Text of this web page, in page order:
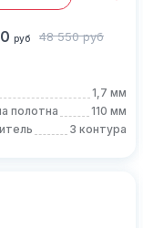
руб 48 550 руб
1,7 мм
полотна
110 мм
3 контура